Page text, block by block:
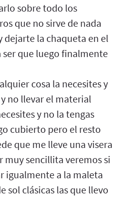
sobre todo los
que no sirve de nada
dejarte la chaqueta en el
que luego finalmente
cosa la necesites y
no llevar el material
y no la tengas
cubierto pero el resto
que me lleve una visera
muy sencillita veremos si
igualmente a la maleta
sol clásicas las que llevo